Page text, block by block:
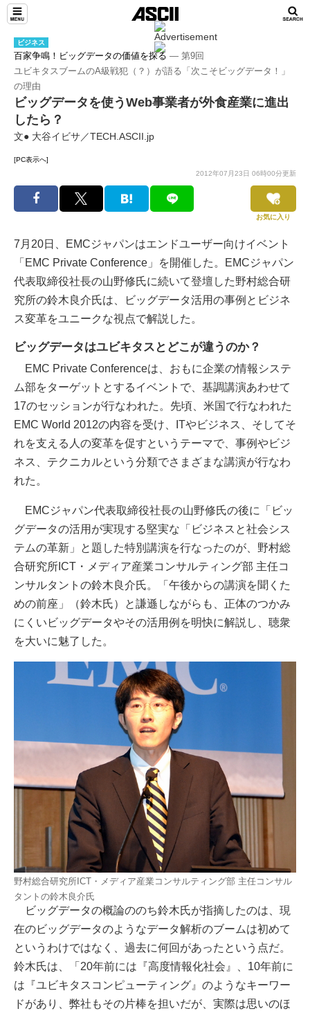
ビジネス
百家争鳴！ビッグデータの価値を探る ― 第9回
ユビキタスブームのA級戦犯（？）が語る「次こそビッグデータ！」
の理由
ビッグデータを使うWeb事業者が外食産業に進出
したら？
文● 大谷イビサ／TECH.ASCII.jp
[PC表示へ]
2012年07月23日 06時00分更新
お気に入り
7月20日、EMCジャパンはエンドユーザー向けイベント
「EMC Private Conference」を開催した。EMCジャパン
代表取締役社長の山野修氏に続いて登壇した野村総合研
究所の鈴木良介氏は、ビッグデータ活用の事例とビジネ
ス変革をユニークな視点で解説した。
ビッグデータはユビキタスとどこが違うのか？
EMC Private Conferenceは、おもに企業の情報システ
ム部をターゲットとするイベントで、基調講演あわせて
17のセッションが行なわれた。先頃、米国で行なわれた
EMC World 2012の内容を受け、ITやビジネス、そしてそ
れを支える人の変革を促すというテーマで、事例やビジ
ネス、テクニカルという分類でさまざまな講演が行なわ
れた。
EMCジャパン代表取締役社長の山野修氏の後に「ビッ
グデータの活用が実現する堅実な「ビジネスと社会シス
テムの革新」と題した特別講演を行なったのが、野村総
合研究所ICT・メディア産業コンサルティング部 主任コ
ンサルタントの鈴木良介氏。「午後からの講演を聞くた
めの前座」（鈴木氏）と謙遜しながらも、正体のつかみ
にくいビッグデータやその活用例を明快に解説し、聴衆
を大いに魅了した。
野村総合研究所ICT・メディア産業コンサルティング部 主任コンサル
タントの鈴木良介氏
ビッグデータの概論ののち鈴木氏が指摘したのは、現
在のビッグデータのようなデータ解析のブームは初めて
というわけではなく、過去に何回があったという点だ。
鈴木氏は、「20年前には『高度情報化社会』、10年前に
は『ユビキタスコンピューティング』のようなキーワー
ドがあり、弊社もその片棒を担いだが、実際は思いのほ